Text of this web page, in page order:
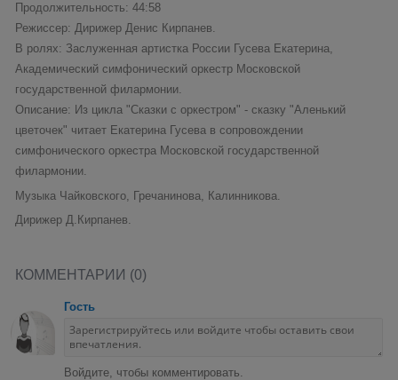
Продолжительность: 44:58
Режиссер: Дирижер Денис Кирпанев.
В ролях: Заслуженная артистка России Гусева Екатерина,
Академический симфонический оркестр Московской
государственной филармонии.
Описание: Из цикла "Сказки с оркестром" - сказку "Аленький
цветочек" читает Екатерина Гусева в сопровождении
симфонического оркестра Московской государственной
филармонии.
Музыка Чайковского, Гречанинова, Калинникова.
Дирижер Д.Кирпанев.
КОММЕНТАРИИ (0)
Гость
Войдите, чтобы комментировать.